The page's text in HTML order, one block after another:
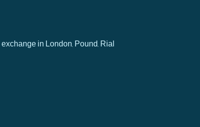
in London, Pound, Rial